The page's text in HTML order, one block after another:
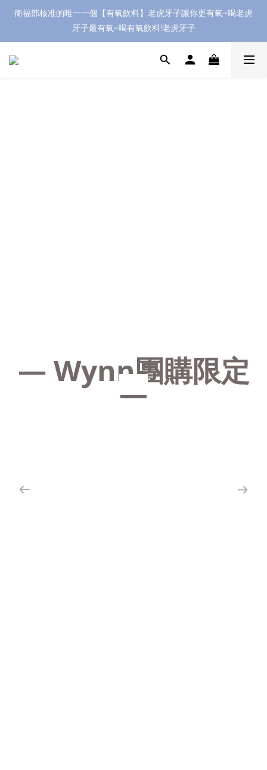
衛福部核准的唯一一個【有氧飲料】老虎牙子讓你更有氧~喝老虎
牙子最有氧~喝有氧飲料!老虎牙子
— Wynn團購限定
—